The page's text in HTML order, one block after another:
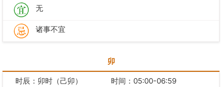
无
诸事不宜
卯
时辰：卯时（己卯）
时间：05:00-06:59